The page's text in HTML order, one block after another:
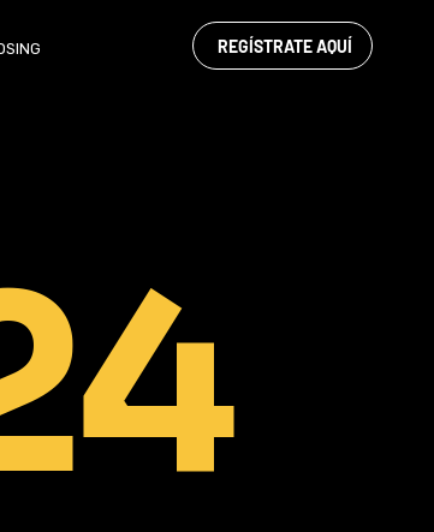
SHOW RESULTADOS REGLAMENTO
REGÍSTRATE AQUÍ